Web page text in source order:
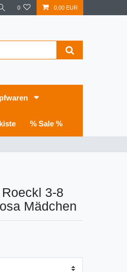
0 0,00 EUR
% Sale %
3-8
Mädchen